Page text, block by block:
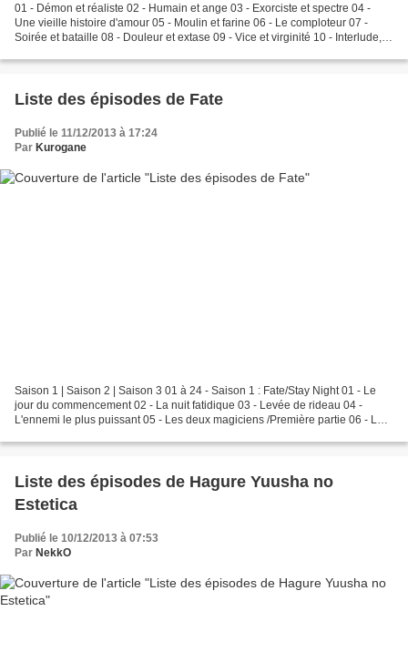
01 - Démon et réaliste 02 - Humain et ange 03 - Exorciste et spectre 04 -
Une vieille histoire d'amour 05 - Moulin et farine 06 - Le comploteur 07 -
Soirée et bataille 08 - Douleur et extase 09 - Vice et virginité 10 - Interlude,
Liste des épisodes de Fate
Publié le 11/12/2013 à 17:24
Par Kurogane
Saison 1 | Saison 2 | Saison 3 01 à 24 - Saison 1 : Fate/Stay Night 01 - Le
jour du commencement 02 - La nuit fatidique 03 - Levée de rideau 04 -
L'ennemi le plus puissant 05 - Les deux magiciens /Première partie 06 - Les
Liste des épisodes de Hagure Yuusha no
Estetica
Publié le 10/12/2013 à 07:53
Par NekkO